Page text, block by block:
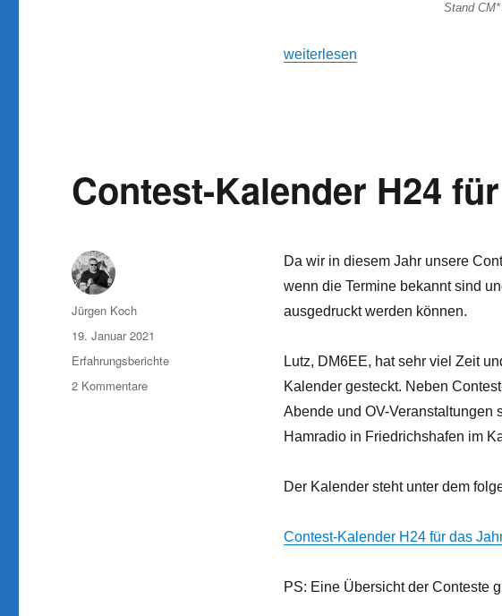
Stand CM*
„H24 Contest Stammtisch“
weiterlesen
Contest-Kalender H24
Da wir in diesem Jahr unsere
wenn die Termine bekannt sind
ausgedruckt werden können.
Lutz, DM6EE, hat sehr viel Zeit
Kalender gesteckt. Neben
Abende und OV-Veranstaltungen
Hamradio in Friedrichshafen im
Der Kalender steht unter dem
Contest-Kalender H24 für das
PS: Eine Übersicht der Conteste
Autor
Jürgen Koch
Veröffentlicht
am
19. Januar 2021
Kategorien
Erfahrungsberichte
2 Kommentarezu